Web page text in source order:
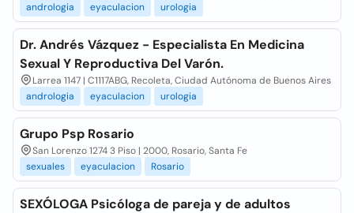
andrologia
eyaculacion urologia
Dr. Andrés Vázquez - Especialista En Medicina
Sexual Y Reproductiva Del Varón.
Larrea 1147 | C1117ABG, Recoleta, Ciudad Autónoma de Buenos Aires
andrologia
eyaculacion urologia
Grupo Psp Rosario
San Lorenzo 1274 3 Piso | 2000, Rosario, Santa Fe
sexuales
eyaculacion Rosario
SEXÓLOGA Psicóloga de pareja y de adultos